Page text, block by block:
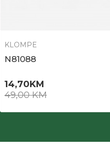
KLOMPE
N81088
14,70KM
49,00KM